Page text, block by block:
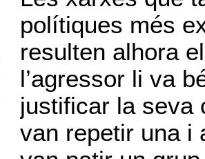
polítiques més
resulten alhora
l’agressor li va
justificar la seva
van repetir una i